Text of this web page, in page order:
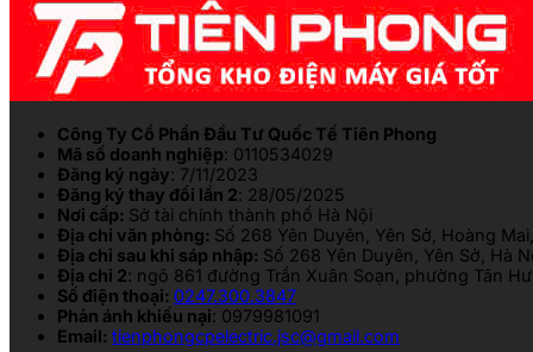
Công Ty Cổ Phần Đầu Tư Quốc Tế Tiên Phong
Mã số doanh nghiệp: 0110534029
Đăng ký ngày: 7/11/2023
Đăng ký thay đổi lần 2: 28/05/2025
Nơi cấp: Sở tài chính thành phố Hà Nội
Địa chỉ văn phòng: Số 268 Yên Duyên, Yên Sở, Hoàng
Địa chỉ sau khi sáp nhập: Số 268 Yên Duyên, Yên Sở, Hà
Địa chỉ 2: ngõ 861 đường Trần Xuân Soạn, phường Tân
Số điện thoại: 0247.300.3847
Phản ánh khiếu nại: 0979981091
Email: tienphongcpelectric.jsc@gmail.com